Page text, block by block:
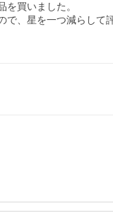
買いました。
、星を一つ減らして